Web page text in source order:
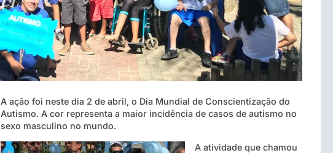
A ação foi neste dia 2 de abril, o Dia Mundial de Conscientização do
Autismo. A cor representa a maior incidência de casos de autismo no
sexo masculino no mundo.
A atividade que chamou